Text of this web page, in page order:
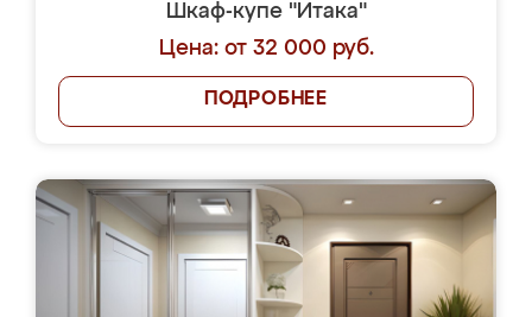
Шкаф-купе "Итака"
Цена: от 32 000 руб.
ПОДРОБНЕЕ